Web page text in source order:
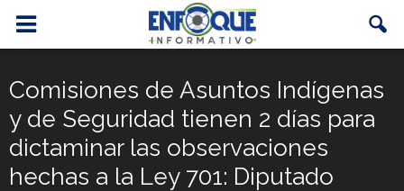
Comisiones de Asuntos Indígenas
y de Seguridad tienen 2 días para
dictaminar las observaciones
hechas a la Ley 701: Diputado